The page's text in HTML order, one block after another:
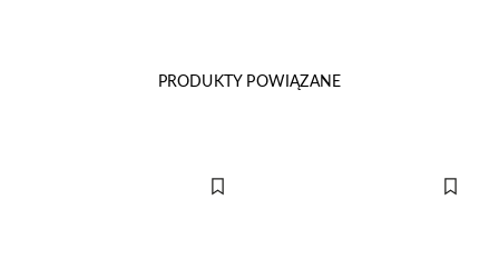
PRODUKTY POWIĄZANE